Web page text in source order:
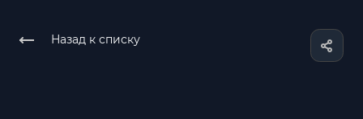
Назад к списку